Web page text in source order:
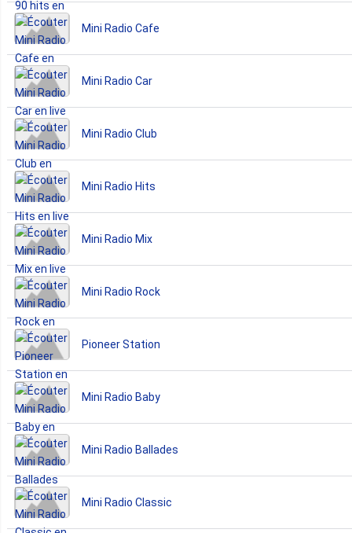
Mini Radio Cafe
Mini Radio Car
Mini Radio Club
Mini Radio Hits
Mini Radio Mix
Mini Radio Rock
Pioneer Station
Mini Radio Baby
Mini Radio Ballades
Mini Radio Classic